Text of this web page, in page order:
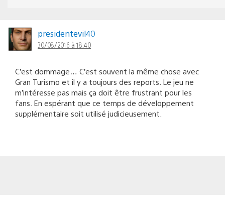
presidentevil40
30/08/2016 à 18:40
C’est dommage… C’est souvent la même chose avec
Gran Turismo et il y a toujours des reports. Le jeu ne
m’intéresse pas mais ça doit être frustrant pour les
fans. En espérant que ce temps de développement
supplémentaire soit utilisé judicieusement.